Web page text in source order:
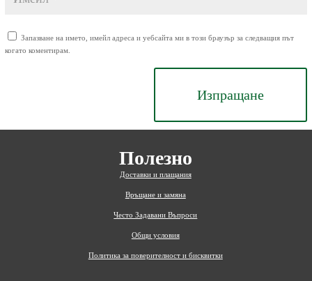
Запазване на името, имейл адреса и уебсайта ми в този браузър за следващия път
когато коментирам.
Изпращане
Полезно
Доставки и плащания
Връщане и замяна
Често Задавани Въпроси
Общи условия
Политика за поверителност и бисквитки